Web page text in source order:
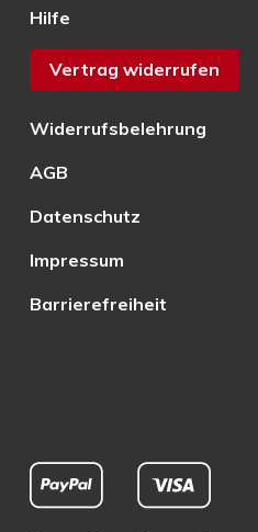
Hilfe
Vertrag widerrufen
Widerrufsbelehrung
AGB
Datenschutz
Impressum
Barrierefreiheit